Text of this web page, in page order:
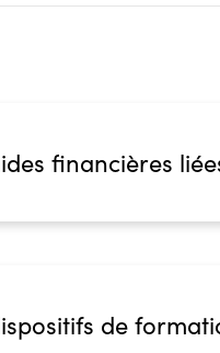
financières
de